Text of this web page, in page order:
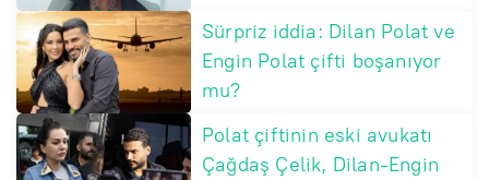
Sürpriz iddia: Dilan Polat ve
Engin Polat çifti boşanıyor
mu?
Polat çiftinin eski avukatı
Çağdaş Çelik, Dilan-Engin